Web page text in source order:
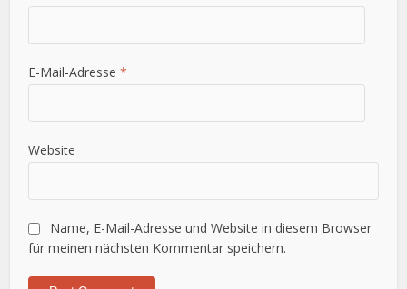
E-Mail-Adresse*
Website
Name, E-Mail-Adresse und Website in diesem Browser
für meinen nächsten Kommentar speichern.